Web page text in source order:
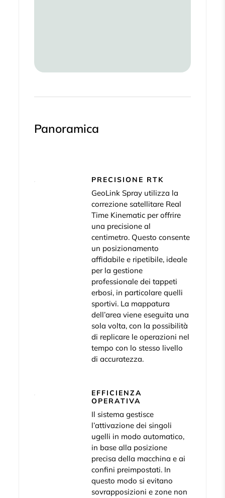
Panoramica
PRECISIONE RTK
GeoLink Spray utilizza la
correzione satellitare Real
Time Kinematic per offrire
una precisione al
centimetro. Questo consente
un posizionamento
affidabile e ripetibile, ideale
per la gestione
professionale dei tappeti
erbosi, in particolare quelli
sportivi. La mappatura
dell’area viene eseguita una
sola volta, con la possibilità
di replicare le operazioni nel
tempo con lo stesso livello
di accuratezza.
EFFICIENZA
OPERATIVA
Il sistema gestisce
l’attivazione dei singoli
ugelli in modo automatico,
in base alla posizione
precisa della macchina e ai
confini preimpostati. In
questo modo si evitano
sovrapposizioni e zone non